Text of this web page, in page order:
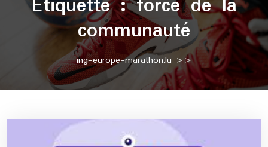
communauté
ing-europe-marathon.lu >>